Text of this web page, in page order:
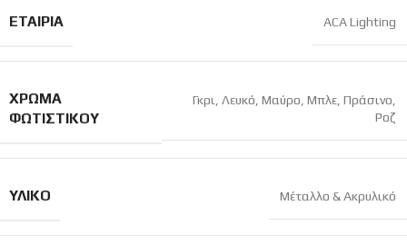
ΕΤΑΙΡΊΑ ACA Lighting
ΧΡΏΜΑ
ΦΩΤΙΣΤΙΚΟΎ
Γκρι, Λευκό, Μαύρο, Μπλε, Πράσινο,
Ροζ
ΥΛΙΚΌ Μέταλλο & Ακρυλικό